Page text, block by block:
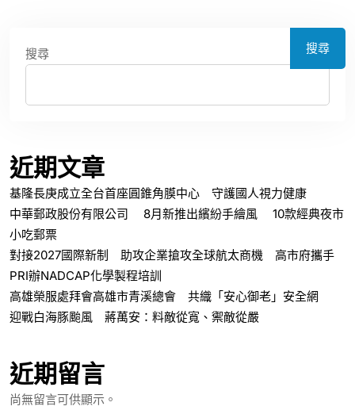
搜尋 搜尋
近期文章
基隆長庚成立全台首座圓錐角膜中心 守護國人視力健康
中華郵政股份有限公司 8月新推出繽紛手繪風 10款經典夜市
小吃郵票
對接2027國際新制 助攻企業搶攻全球航太商機 高市府攜手
PRI辦NADCAP化學製程培訓
高雄榮服處拜會高雄市青溪總會 共織「安心御老」安全網
迎戰白海豚颱風 蔣萬安：料敵從寬、禦敵從嚴
近期留言
尚無留言可供顯示。